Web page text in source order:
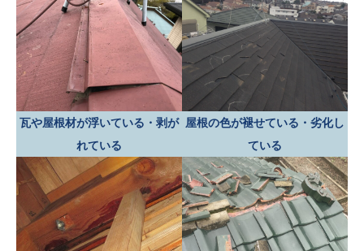
瓦や屋根材が浮いている・剥が
れている
屋根の色が褪せている・劣化し
ている